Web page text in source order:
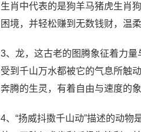
生肖中代表的是狗羊马猪虎生肖
困境，并轻松赚到无数钱财，温
3、龙，这古老的图腾象征着力
受到千山万水都被它的气息所触
奔腾的生灵，有着自由与速度的
4、“扬威抖擞千山动”描述的动物